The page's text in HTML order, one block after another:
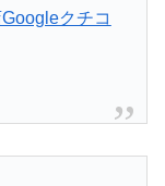
クチコ